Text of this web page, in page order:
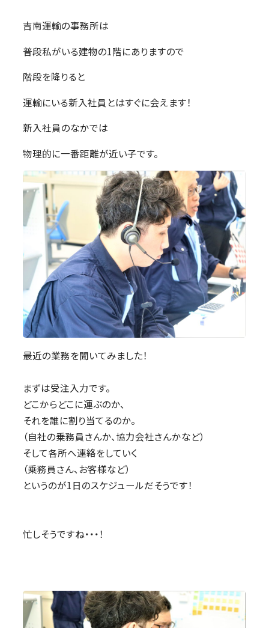
吉南運輸の事務所は
普段私がいる建物の1階にありますので
階段を降りると
運輸にいる新入社員とはすぐに会えます！
新入社員のなかでは
物理的に一番距離が近い子です。
最近の業務を聞いてみました！
まずは受注入力です。
どこからどこに運ぶのか、
それを誰に割り当てるのか。
（自社の乗務員さんか、協力会社さんかなど）
そして各所へ連絡をしていく
（乗務員さん、お客様など）
というのが1日のスケジュールだそうです！
忙しそうですね・・・！